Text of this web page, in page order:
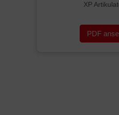
XP
PDF